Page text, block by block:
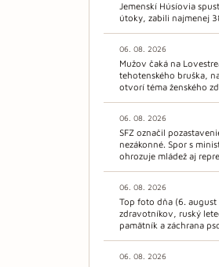
Jemenskí Húsíovia
útoky, zabili najmenej
06. 08. 2026
Mužov čaká na
tehotenského bruška,
otvorí téma ženského
06. 08. 2026
SFZ označil
nezákonné. Spor s
ohrozuje mládež aj
06. 08. 2026
Top foto dňa (6.
zdravotníkov, ruský
pamätník a záchrana
06. 08. 2026